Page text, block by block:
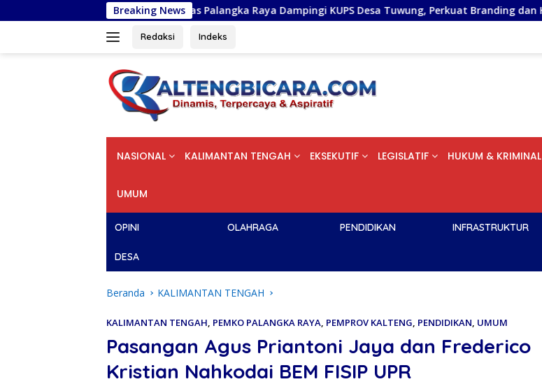
ke
Breaking News
Hibah BIMA Universitas Palangka Raya Dampingi KUPS Desa Tuwung, Perkuat Branding dan Hilirisasi Produk
Redaksi Indeks
NASIONAL KALIMANTAN TENGAH EKSEKUTIF LEGISLATIF HUKUM & KRIMINAL
UMUM
OPINI OLAHRAGA PENDIDIKAN INFRASTRUKTUR
DESA
Beranda KALIMANTAN TENGAH
KALIMANTAN TENGAH, PEMKO PALANGKA RAYA, PEMPROV KALTENG, PENDIDIKAN, UMUM
Pasangan Agus Priantoni Jaya dan Frederico
Kristian Nahkodai BEM FISIP UPR